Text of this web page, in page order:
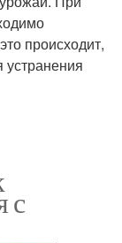
происходит,
с